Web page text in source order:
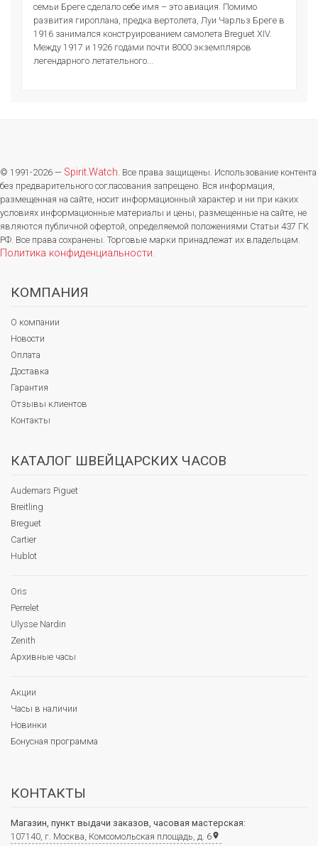
семьи Бреге сделало себе имя – это авиация. Помимо
развития гироплана, предка вертолета, Луи Чарльз Бреге в
1916 занимался конструированием самолета Breguet XIV.
Между 1917 и 1926 годами почти 8000 экземпляров
легендарного летательного...
© 1991-2026 — Spirit.Watch. Все права защищены. Использование контента
без предварительного согласования запрещено. Вся информация,
размещенная на сайте, носит информационный характер и ни при каких
условиях информационные материалы и цены, размещенные на сайте, не
являются публичной офертой, определяемой положениями Статьи 437 ГК
РФ. Все права сохранены. Торговые марки принадлежат их владельцам.
Политика конфиденциальности.
КОМПАНИЯ
О компании
Новости
Оплата
Доставка
Гарантия
Отзывы клиентов
Контакты
КАТАЛОГ ШВЕЙЦАРСКИХ ЧАСОВ
Audemars Piguet
Breitling
Breguet
Cartier
Hublot
Oris
Perrelet
Ulysse Nardin
Zenith
Архивные часы
Акции
Часы в наличии
Новинки
Бонусная программа
КОНТАКТЫ
Магазин, пункт выдачи заказов, часовая мастерская:
107140, г. Москва, Комсомольская площадь, д. 6place